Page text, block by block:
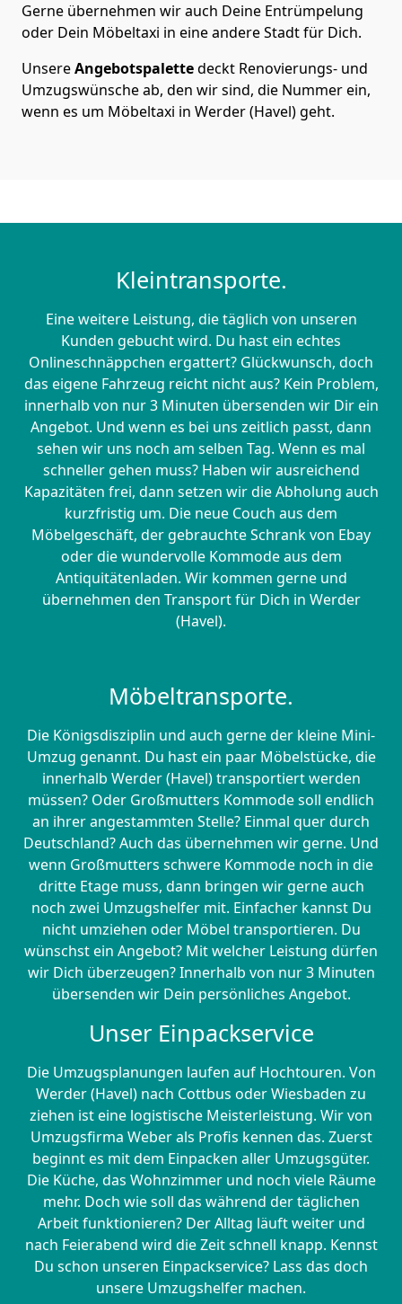
Gerne übernehmen wir auch Deine Entrümpelung
oder Dein Möbeltaxi in eine andere Stadt für Dich.
UnsereAngebotspalettedeckt Renovierungs- und
Umzugswünsche ab, den wir sind, die Nummer ein,
wenn es um Möbeltaxi in Werder (Havel) geht.
Kleintransporte.
Eine weitere Leistung, die täglich von unseren
Kunden gebucht wird. Du hast ein echtes
Onlineschnäppchen ergattert? Glückwunsch, doch
das eigene Fahrzeug reicht nicht aus? Kein Problem,
innerhalb von nur 3 Minuten übersenden wir Dir ein
Angebot. Und wenn es bei uns zeitlich passt, dann
sehen wir uns noch am selben Tag. Wenn es mal
schneller gehen muss? Haben wir ausreichend
Kapazitäten frei, dann setzen wir die Abholung auch
kurzfristig um. Die neue Couch aus dem
Möbelgeschäft, der gebrauchte Schrank von Ebay
oder die wundervolle Kommode aus dem
Antiquitätenladen. Wir kommen gerne und
übernehmen den Transport für Dich in Werder
(Havel).
Möbeltransporte.
Die Königsdisziplin und auch gerne der kleine Mini-
Umzug genannt. Du hast ein paar Möbelstücke, die
innerhalb Werder (Havel) transportiert werden
müssen? Oder Großmutters Kommode soll endlich
an ihrer angestammten Stelle? Einmal quer durch
Deutschland? Auch das übernehmen wir gerne. Und
wenn Großmutters schwere Kommode noch in die
dritte Etage muss, dann bringen wir gerne auch
noch zwei Umzugshelfer mit. Einfacher kannst Du
nicht umziehen oder Möbel transportieren. Du
wünschst ein Angebot? Mit welcher Leistung dürfen
wir Dich überzeugen? Innerhalb von nur 3 Minuten
übersenden wir Dein persönliches Angebot.
Unser Einpackservice
Die Umzugsplanungen laufen auf Hochtouren. Von
Werder (Havel) nach Cottbus oder Wiesbaden zu
ziehen ist eine logistische Meisterleistung. Wir von
Umzugsfirma Weber als Profis kennen das. Zuerst
beginnt es mit dem Einpacken aller Umzugsgüter.
Die Küche, das Wohnzimmer und noch viele Räume
mehr. Doch wie soll das während der täglichen
Arbeit funktionieren? Der Alltag läuft weiter und
nach Feierabend wird die Zeit schnell knapp. Kennst
Du schon unseren Einpackservice? Lass das doch
unsere Umzugshelfer machen.